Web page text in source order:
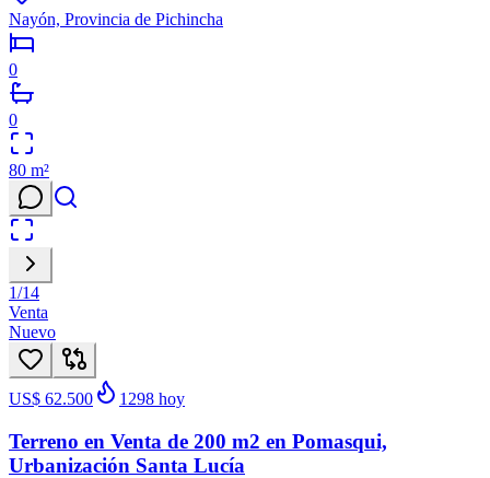
Nayón, Provincia de Pichincha
0
0
80 m²
1/14
Venta
Nuevo
US$ 62.500 1298 hoy
Terreno en Venta de 200 m2 en Pomasqui,
Urbanización Santa Lucía